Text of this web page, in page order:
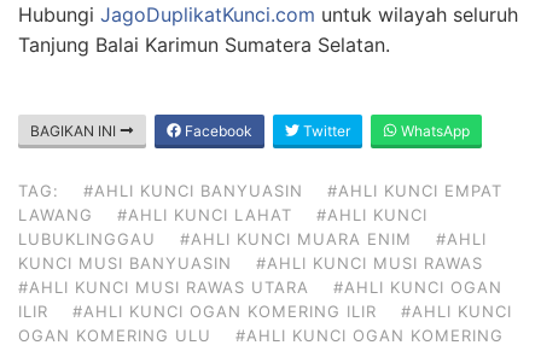
Hubungi JagoDuplikatKunci.com untuk wilayah seluruh
Tanjung Balai Karimun Sumatera Selatan.
BAGIKAN INI Facebook Twitter WhatsApp
TAG: #AHLI KUNCI BANYUASIN
#AHLI KUNCI EMPAT
LAWANG
#AHLI KUNCI LAHAT
#AHLI KUNCI
LUBUKLINGGAU
#AHLI KUNCI MUARA ENIM
#AHLI
KUNCI MUSI BANYUASIN
#AHLI KUNCI MUSI RAWAS
#AHLI KUNCI MUSI RAWAS UTARA
#AHLI KUNCI OGAN
ILIR
#AHLI KUNCI OGAN KOMERING ILIR
#AHLI KUNCI
OGAN KOMERING ULU
#AHLI KUNCI OGAN KOMERING